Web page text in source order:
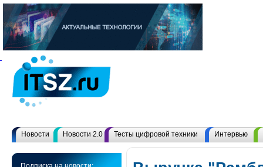
Новости Новости 2.0 Тесты цифровой техники Интервью